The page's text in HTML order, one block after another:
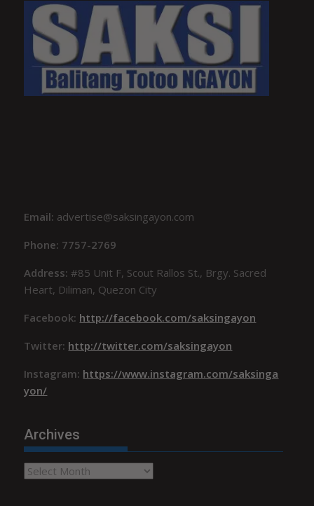
Email: advertise@saksingayon.com
Phone: 7757-2769
Address:#85 Unit F, Scout Rallos St., Brgy. Sacred
Heart, Diliman, Quezon City
Facebook: http://facebook.com/saksingayon
Twitter: http://twitter.com/saksingayon
Instagram: https://www.instagram.com/saksinga
yon/
Archives
Archives